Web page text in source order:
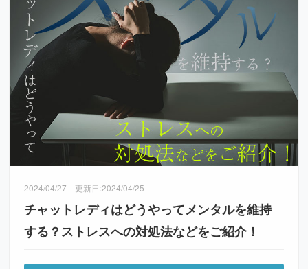
2024/04/27 更新日:2024/04/25
チャットレディはどうやってメンタルを維持
する？ストレスへの対処法などをご紹介！